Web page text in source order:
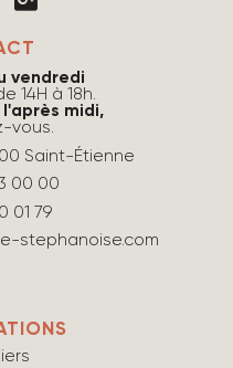
vendredi
14H à 18h.
l'après midi,
vous.
Saint-Étienne
00 00
01 79
stephanoise.com